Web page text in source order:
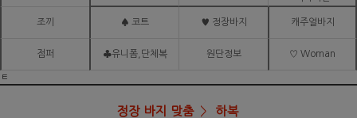
조끼 ♠ 코트 ♥ 정장바지 캐주얼바지
점퍼 ♣유니폼,단체복 원단정보 ♡ Woman
ㅌ
정장 바지 맞춤 하복